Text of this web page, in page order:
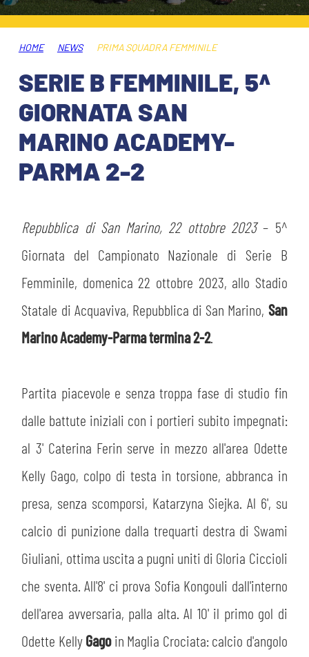
HOSPITALITY
MUSEUM CLUB EXPERIENCE
BIGLIETTI
ABBONAMENTI
INFO BIGLIETTI
TARDINI CARD
INFORMAZIONI ACCREDITI
TRASFERTE
TICKET GIFT CARD
SHOP
ESPORTS
IL CLUB
STORIA
MUTTI TRAINING CENTER
LAVORA CON NOI
STADIO TARDINI
MEDIA
ACADEMY
LEGENDS
PARTNER
HOME NEWS PRIMA SQUADRA FEMMINILE
SERIE B FEMMINILE, 5^
GIORNATA SAN
MARINO ACADEMY-
PARMA 2-2
Repubblica di San Marino, 22 ottobre 2023– 5^
Giornata del Campionato Nazionale di Serie B
Femminile, domenica 22 ottobre 2023, allo Stadio
Statale di Acquaviva, Repubblica di San Marino, San
Marino Academy-Parma termina 2-2.
Partita piacevole e senza troppa fase di studio fin
dalle battute iniziali con i portieri subito impegnati:
al 3' Caterina Ferin serve in mezzo all'area Odette
Kelly Gago, colpo di testa in torsione, abbranca in
presa, senza scomporsi, Katarzyna Siejka. Al 6', su
calcio di punizione dalla trequarti destra di Swami
Giuliani, ottima uscita a pugni uniti di Gloria Ciccioli
che sventa. All'8' ci prova Sofia Kongouli dall'interno
dell'area avversaria, palla alta. Al 10' il primo gol di
Odette KellyGagoin Maglia Crociata: calcio d'angolo